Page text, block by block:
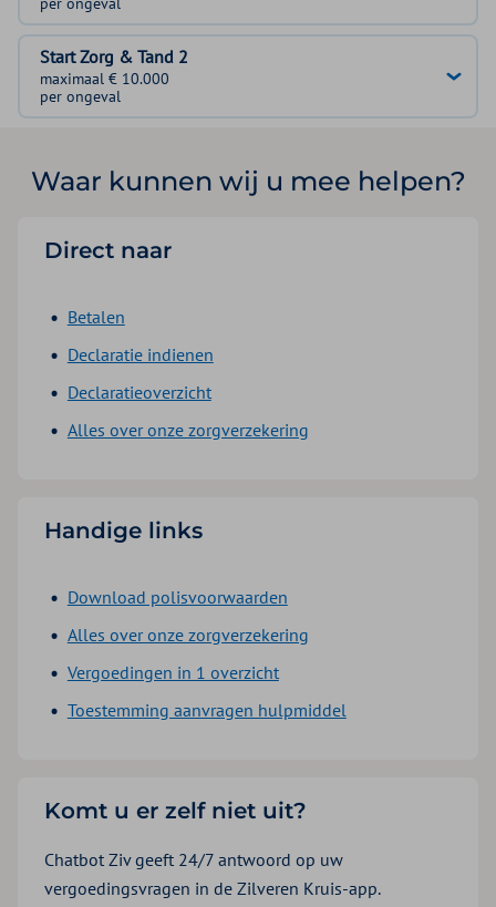
Start Zorg & Tand 2
maximaal € 10.000
per ongeval
Waar kunnen wij u mee helpen?
Direct naar
Betalen
Declaratie indienen
Declaratieoverzicht
Alles over onze zorgverzekering
Handige links
Download polisvoorwaarden
Alles over onze zorgverzekering
Vergoedingen in 1 overzicht
Toestemming aanvragen hulpmiddel
Komt u er zelf niet uit?
Chatbot Ziv geeft 24/7 antwoord op uw
vergoedingsvragen in de Zilveren Kruis-app.